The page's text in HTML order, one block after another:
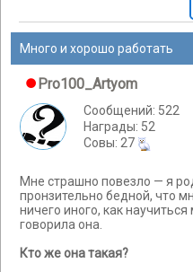
Много и хорошо работать
Pro100_Artyom
Сообщений: 522
Награды: 52
Cовы: 27
Мне страшно повезло — я
пронзительно бедной, что
ничего иного, как
говорила она.
Кто же она такая?